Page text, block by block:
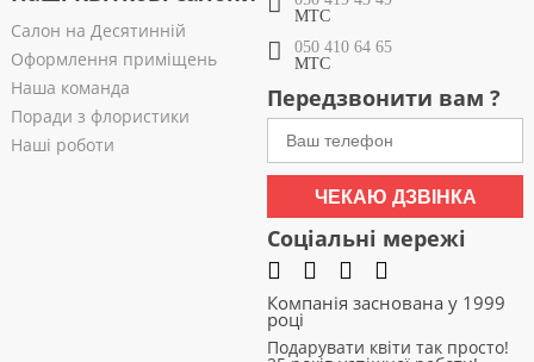
Салон на Десятинній
Оформлення приміщень
Наша команда
Поради з флористики
Наші роботи
МТС
050 410 64 65
МТС
Передзвонити вам ?
ЧЕКАЮ ДЗВІНКА
Соціальні мережі
Компанія заснована у 1999
році
Подарувати квіти так просто!